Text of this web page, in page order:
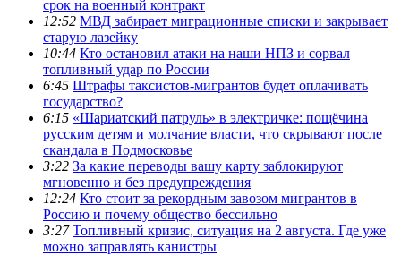
срок на военный контракт
12:52 МВД забирает миграционные списки и закрывает
старую лазейку
10:44 Кто остановил атаки на наши НПЗ и сорвал
топливный удар по России
6:45 Штрафы таксистов-мигрантов будет оплачивать
государство?
6:15 «Шариатский патруль» в электричке: пощёчина
русским детям и молчание власти, что скрывают после
скандала в Подмосковье
3:22 За какие переводы вашу карту заблокируют
мгновенно и без предупреждения
12:24 Кто стоит за рекордным завозом мигрантов в
Россию и почему общество бессильно
3:27 Топливный кризис, ситуация на 2 августа. Где уже
можно заправлять канистры